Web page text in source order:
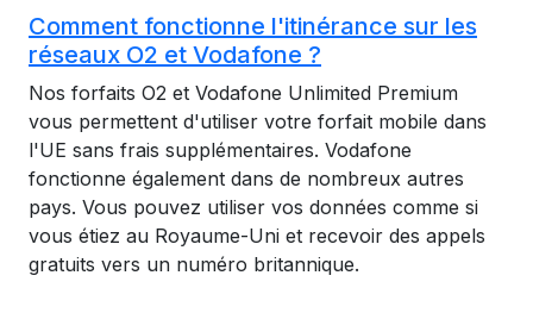
Comment fonctionne l'itinérance sur les
réseaux O2 et Vodafone ?
Nos forfaits O2 et Vodafone Unlimited Premium
vous permettent d'utiliser votre forfait mobile dans
l'UE sans frais supplémentaires. Vodafone
fonctionne également dans de nombreux autres
pays. Vous pouvez utiliser vos données comme si
vous étiez au Royaume-Uni et recevoir des appels
gratuits vers un numéro britannique.